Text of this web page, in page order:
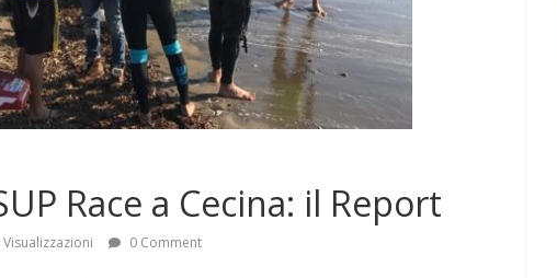
Race a Cecina: il Report
Visualizzazioni 0 Comment